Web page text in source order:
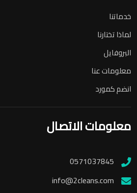
خدماتنا
لماذا تختارنا
البروفايل
معلومات عنا
انضم كمورد
معلومات الاتصال
0571037845
info@2cleans.com